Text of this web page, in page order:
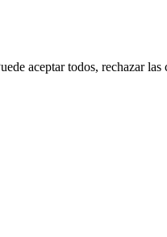
aceptar todos, rechazar